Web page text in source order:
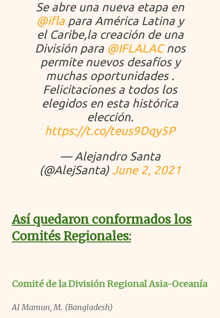
Se abre una nueva etapa en
@ifla para América Latina y
el Caribe,la creación de una
División para @IFLALACnos
permite nuevos desafíos y
muchas oportunidades .
Felicitaciones a todos los
elegidos en esta histórica
elección.
https://t.co/teus9Dqy5P
— Alejandro Santa
(@AlejSanta)June 2, 2021
Así quedaron conformados los
Comités Regionales:
Comité de la División Regional Asia-Oceanía
Al Mamun, M. (Bangladesh)